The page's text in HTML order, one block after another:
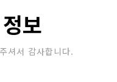
실 보
셔서 감사합니다.